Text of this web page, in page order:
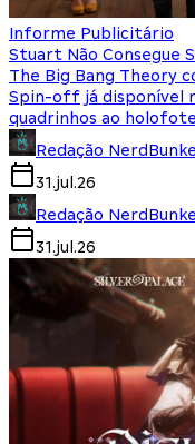
Informe Publicitário
Stuart Não Consegue
The Big Bang Theory
Spin-off já disponível
quadrinhos ao holofote
Redação
31.jul.26
Redação
31.jul.26